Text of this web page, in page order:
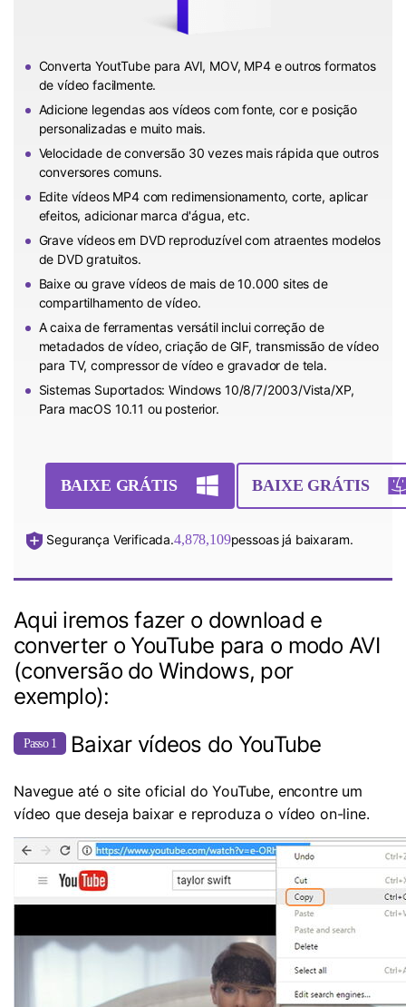
Converta YoutTube para AVI, MOV, MP4 e outros formatos
de vídeo facilmente.
Adicione legendas aos vídeos com fonte, cor e posição
personalizadas e muito mais.
Velocidade de conversão 30 vezes mais rápida que outros
conversores comuns.
Edite vídeos MP4 com redimensionamento, corte, aplicar
efeitos, adicionar marca d'água, etc.
Grave vídeos em DVD reproduzível com atraentes modelos
de DVD gratuitos.
Baixe ou grave vídeos de mais de 10.000 sites de
compartilhamento de vídeo.
A caixa de ferramentas versátil inclui correção de
metadados de vídeo, criação de GIF, transmissão de vídeo
para TV, compressor de vídeo e gravador de tela.
Sistemas Suportados: Windows 10/8/7/2003/Vista/XP,
Para macOS 10.11 ou posterior.
BAIXE GRÁTIS BAIXE GRÁTIS
Segurança Verificada.4,878,110pessoas já baixaram.
Aqui iremos fazer o download e
converter o YouTube para o modo AVI
(conversão do Windows, por
exemplo):
Passo 1 Baixar vídeos do YouTube
Navegue até o site oficial do YouTube, encontre um
vídeo que deseja baixar e reproduza o vídeo on-line.